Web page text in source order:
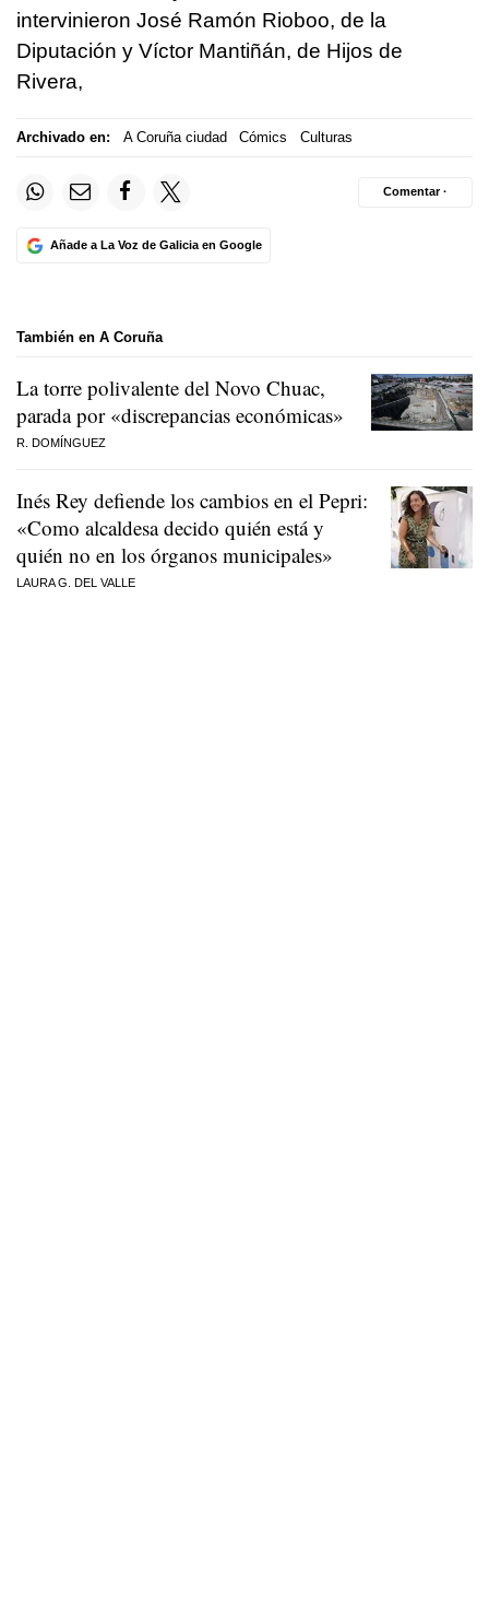
intervinieron José Ramón Rioboo, de la
Diputación y Víctor Mantiñán, de Hijos de
Rivera,
Archivado en: A Coruña ciudad Cómics Culturas
Añade a La Voz de Galicia en Google
Comentar ·
También en A Coruña
La torre polivalente del Novo Chuac,
parada por «discrepancias económicas»
R. DOMÍNGUEZ
Inés Rey defiende los cambios en el Pepri:
«Como alcaldesa decido quién está y
quién no en los órganos municipales»
LAURA G. DEL VALLE